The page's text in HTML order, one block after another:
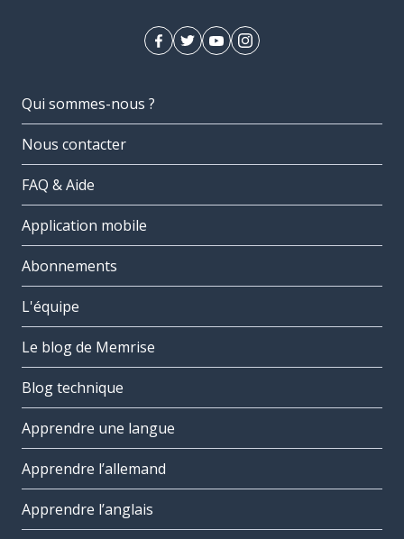
Qui sommes-nous ?
Nous contacter
FAQ & Aide
Application mobile
Abonnements
L'équipe
Le blog de Memrise
Blog technique
Apprendre une langue
Apprendre l’allemand
Apprendre l’anglais